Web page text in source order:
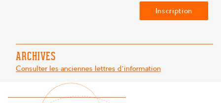
ARCHIVES
Consulter les anciennes lettres d'information